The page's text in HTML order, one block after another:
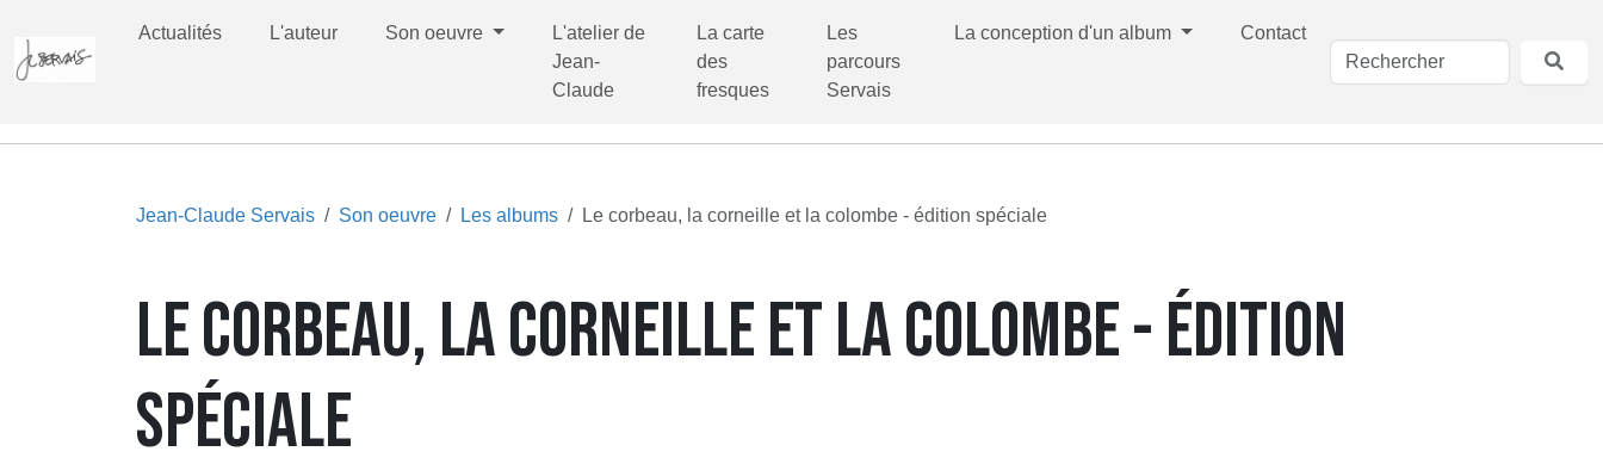
Actualités L'auteur Son oeuvre
L'atelier de
Jean-
Claude
La carte
des
fresques
Les
parcours
Servais
La conception d'un album Contact
Jean-Claude Servais Son oeuvre Les albums Le corbeau, la corneille et la colombe - édition spéciale
LE CORBEAU, LA CORNEILLE ET LA COLOMBE - ÉDITION
SPÉCIALE